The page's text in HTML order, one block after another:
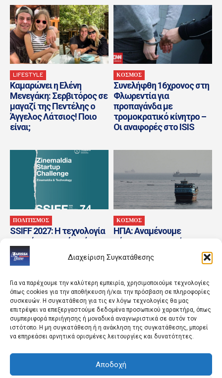
Διαχείριση Συγκατάθεσης
Για να παρέχουμε την καλύτερη εμπειρία, χρησιμοποιούμε τεχνολογίες
όπως cookies για την αποθήκευση ή/και την πρόσβαση σε πληροφορίες
συσκευών. Η συγκατάθεση για τις εν λόγω τεχνολογίες θα μας
επιτρέψει να επεξεργαστούμε δεδομένα προσωπικού χαρακτήρα, όπως
συμπεριφορά περιήγησης ή μοναδικά αναγνωριστικά σε αυτόν τον
ιστότοπο. Η μη συγκατάθεση ή η ανάκληση της συγκατάθεσης, μπορεί
να επηρεάσει αρνητικά ορισμένες λειτουργίες και δυνατότητες.
Αποδοχή
LIFESTYLE
Καμαρώνει η Ελένη
Μενεγάκη: Σερβιτόρος σε
μαγαζί της Πεντέλης ο
Άγγελος Λάτσιος! Ποιο
είναι;
ΚΟΣΜΟΣ
Συνελήφθη 16χρονος στη
Φλωρεντία για
προπαγάνδα με
τρομοκρατικό κίνητρο –
Οι αναφορές στο ISIS
ΠΟΛΙΤΙΣΜΟΣ
SSIFF 2027: Η τεχνολογία
του αύριο περνά από το
Σαν Σεμπαστιάν
ΚΟΣΜΟΣ
ΗΠΑ: Αναμένουμε
σύντομα συμφωνία
μεταξύ Ιράν και Ομάν για
το Ορμούζ – Μπέσεντ:
Παγκόσμιο Κ20:
ΚΟΣΜΟΣ
«Με ξυλοκόπησαν και με